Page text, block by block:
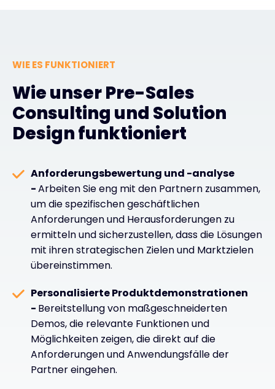
WIE ES FUNKTIONIERT
Wie unser Pre-Sales
Consulting und Solution
Design funktioniert
Anforderungsbewertung und -analyse
-Arbeiten Sie eng mit den Partnern zusammen,
um die spezifischen geschäftlichen
Anforderungen und Herausforderungen zu
ermitteln und sicherzustellen, dass die Lösungen
mit ihren strategischen Zielen und Marktzielen
übereinstimmen.
Personalisierte Produktdemonstrationen
- Bereitstellung von maßgeschneiderten
Demos, die relevante Funktionen und
Möglichkeiten zeigen, die direkt auf die
Anforderungen und Anwendungsfälle der
Partner eingehen.